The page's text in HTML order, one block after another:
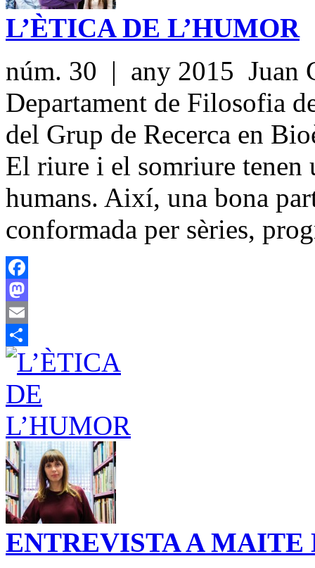
L’ÈTICA DE L’HUMOR
núm. 30 | any 2015 Juan
Departament de Filosofia
del Grup de Recerca en
El riure i el somriure tenen
humans. Així, una bona
conformada per sèries,
Facebook
Mastodon
Email
Share
ENTREVISTA A MAITE